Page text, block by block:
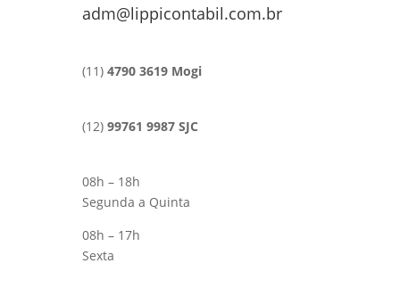
adm@lippicontabil.com.br
(11) 4790 3619 Mogi
(12) 99761 9987 SJC
08h – 18h
Segunda a Quinta
08h – 17h
Sexta